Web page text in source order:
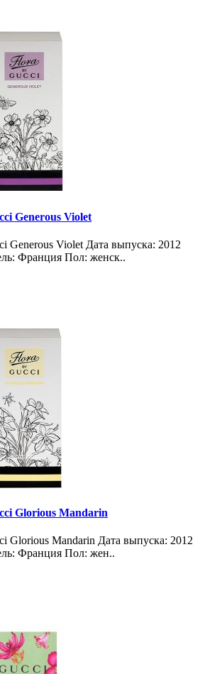
Generous Violet
Generous Violet Дата выпуска: 2012
Франция Пол: женск..
Glorious Mandarin
Glorious Mandarin Дата выпуска: 2012
Франция Пол: жен..